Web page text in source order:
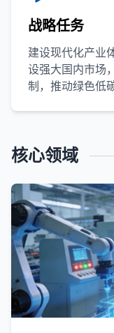
战略任务
建设现代化产业
设强大国内市场
制，推动绿色低
核心领域